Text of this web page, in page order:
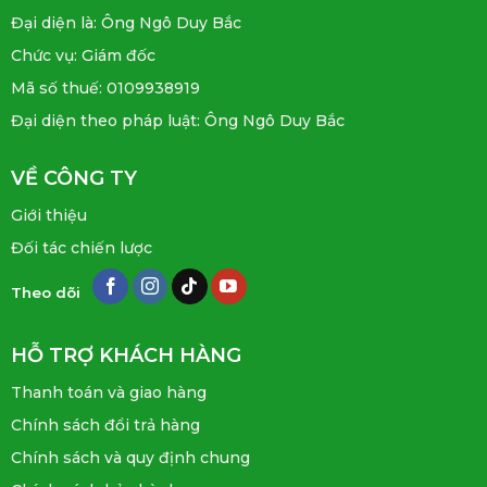
Đại diện là: Ông Ngô Duy Bắc
Chức vụ: Giám đốc
Mã số thuế: 0109938919
Đại diện theo pháp luật: Ông Ngô Duy Bắc
VỀ CÔNG TY
Giới thiệu
Đối tác chiến lược
Theo dõi
HỖ TRỢ KHÁCH HÀNG
Thanh toán và giao hàng
Chính sách đổi trả hàng
Chính sách và quy định chung